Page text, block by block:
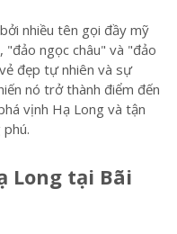
nhiều tên gọi đầy mỹ
"đảo ngọc châu" và "đảo
đẹp tự nhiên và sự
nó trở thành điểm đến
vịnh Hạ Long và tận
Long tại Bãi